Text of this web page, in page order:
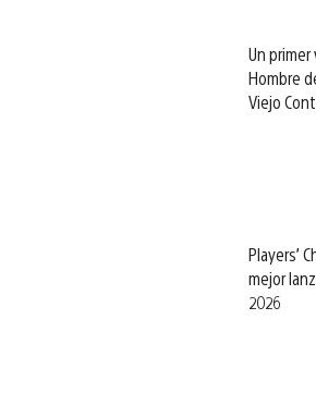
Un
Hombre
Viejo
Players’
mejor
2026